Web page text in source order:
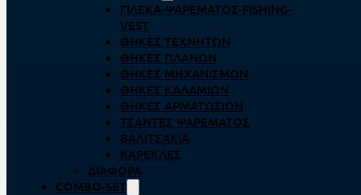
ΓΙΛΈΚΑ-ΨΑΡΈΜΑΤΟΣ-FISHING-
VEST
ΘΉΚΕΣ ΤΕΧΝΗΤΏΝ
ΘΉΚΕΣ ΠΛΆΝΩΝ
ΘΉΚΕΣ ΜΗΧΑΝΙΣΜΏΝ
ΘΉΚΕΣ ΚΑΛΑΜΙΏΝ
ΘΉΚΕΣ ΑΡΜΑΤΩΣΙΏΝ
ΤΣΆΝΤΕΣ ΨΑΡΈΜΑΤΟΣ
ΒΑΛΙΤΣΆΚΙΑ
ΚΑΡΈΚΛΕΣ
ΔΙΆΦΟΡΑ
COMBO-SET